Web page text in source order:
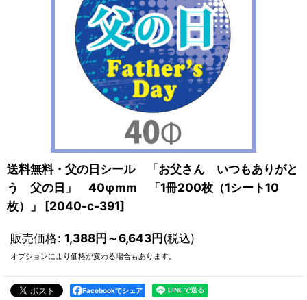
送料無料・父の日シール 「お父さん いつもありがと
う 父の日」 40φmm 「1冊200枚（1シート10
枚）」
[2040-c-391]
販売価格: 1,388円～6,643円(税込)
オプションにより価格が変わる場合もあります。
Facebookでシェア